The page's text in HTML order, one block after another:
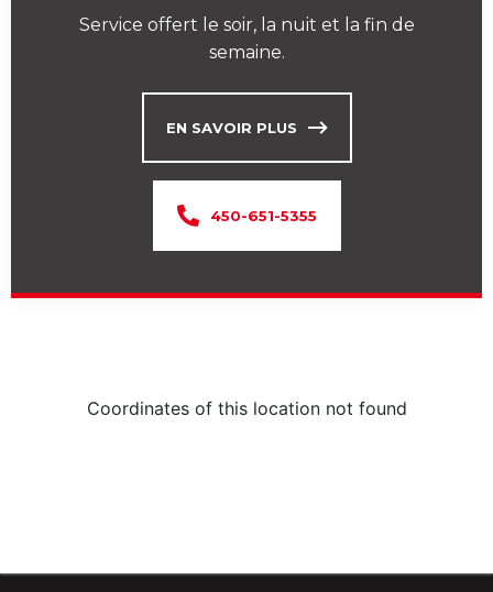
Service offert le soir, la nuit et la fin de
semaine.
EN SAVOIR PLUS
450-651-5355
Coordinates of this location not found